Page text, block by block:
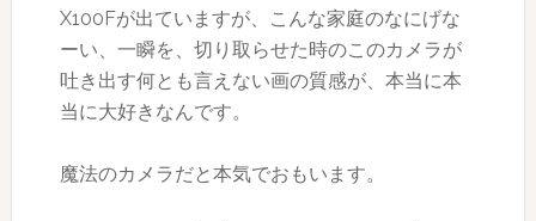
X100Fが出ていますが、こんな家庭のなにげな
ーい、一瞬を、切り取らせた時のこのカメラが
吐き出す何とも言えない画の質感が、本当に本
当に大好きなんです。
魔法のカメラだと本気でおもいます。